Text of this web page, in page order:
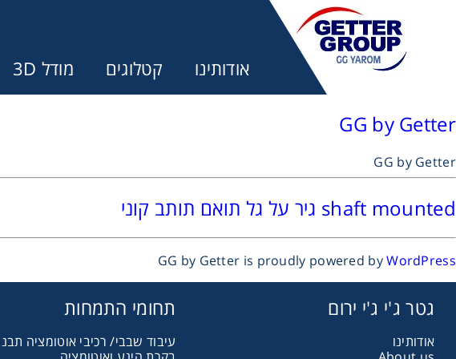
אודותינו קטלוגים מודל 3D
GG by Getter
GG by Getter
shaft mounted גיר על גל תואם תותב קוני
GG by Getter is proudly powered byWordPress
גטר ג'י ג'י ירום
אודותינו
תחומי התמחות
עיבוד שבבי/ רכיבי אוטומציה
מקשרים, מצמדים
מיסבים ובתי מיסב